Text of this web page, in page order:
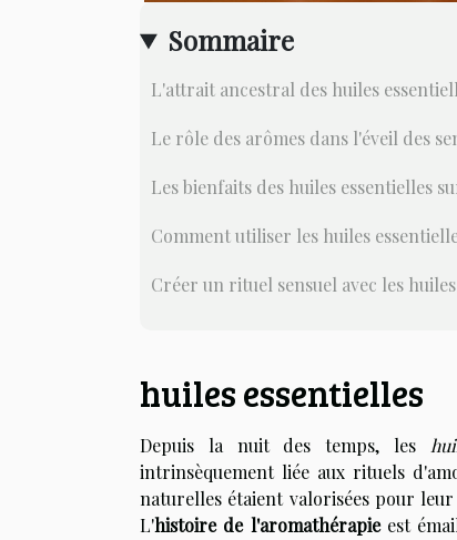
Sommaire
L'attrait ancestral des huiles
Le rôle des arômes dans l'éveil des
Les bienfaits des huiles essentielles
Comment utiliser les huiles
Créer un rituel sensuel avec les
huiles essentielles
Depuis la nuit des temps, les
intrinsèquement liée aux rituels
naturelles étaient valorisées pour leur
L'histoire de l'aromathérapieest